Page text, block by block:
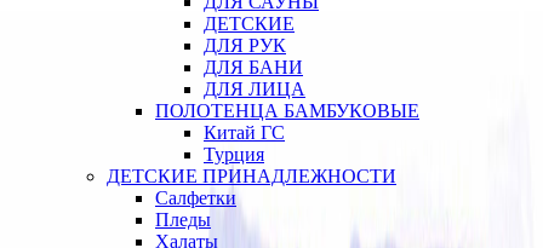
ДЕТСКИЕ
ДЛЯ РУК
ДЛЯ БАНИ
ДЛЯ ЛИЦА
ПОЛОТЕНЦА БАМБУКОВЫЕ
Китай ГС
Турция
ДЕТСКИЕ ПРИНАДЛЕЖНОСТИ
Салфетки
Пледы
Халаты